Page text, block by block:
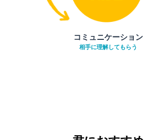
コミュニケーション
相手に理解してもらう